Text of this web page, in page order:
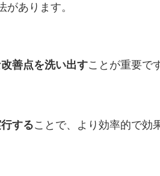
あります。
善点を洗い出すことが重要で
することで、より効率的で効